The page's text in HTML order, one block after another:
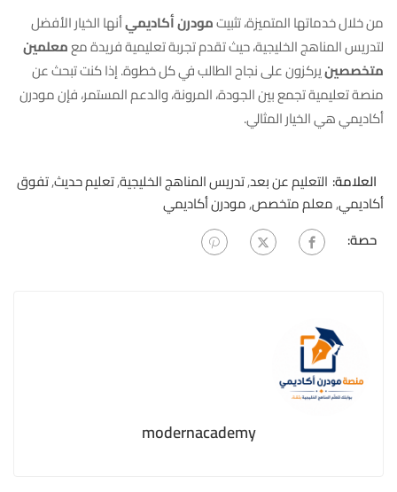
من خلال خدماتها المتميزة، تثبيتمودرن أكاديميأنها الخيار الأفضل
لتدريس المناهج الخليجية، حيث تقدم تجربة تعليمية فريدة معمعلمين
متخصصينيركزون على نجاح الطالب في كل خطوة. إذا كنت تبحث عن
منصة تعليمية تجمع بين الجودة، المرونة، والدعم المستمر، فإن مودرن
أكاديمي هي الخيار المثالي.
العلامة: التعليم عن بعد,تدريس المناهج الخليجية,تعليم حديث,تفوق
أكاديمي,معلم متخصص,مودرن أكاديمي
حصة:
modernacademy